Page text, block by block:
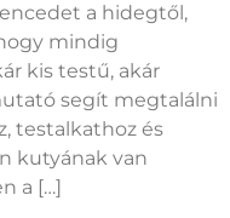
a hidegtől,
mindig
kis testű, akár
segít megtalálni
testalkathoz és
kutyának van
a […]